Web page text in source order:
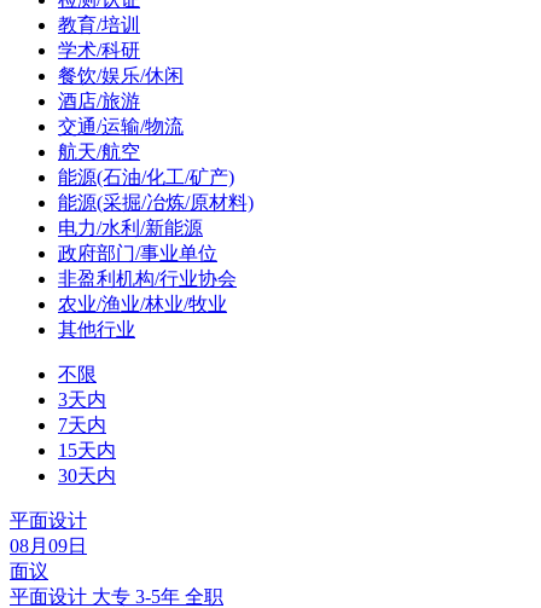
教育/培训
学术/科研
餐饮/娱乐/休闲
酒店/旅游
交通/运输/物流
航天/航空
能源(石油/化工/矿产)
能源(采掘/冶炼/原材料)
电力/水利/新能源
政府部门/事业单位
非盈利机构/行业协会
农业/渔业/林业/牧业
其他行业
不限
3天内
7天内
15天内
30天内
平面设计
08月09日
面议
平面设计 大专 3-5年 全职